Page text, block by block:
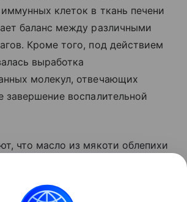
клеток в ткань печени
баланс между различными
Кроме того, под действием
выработка
молекул, отвечающих
завершение воспалительной
что масло из мякоти облепихи
болезни печени.